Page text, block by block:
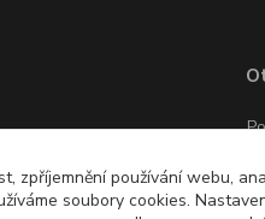
zpříjemnění používání webu,
soubory cookies.